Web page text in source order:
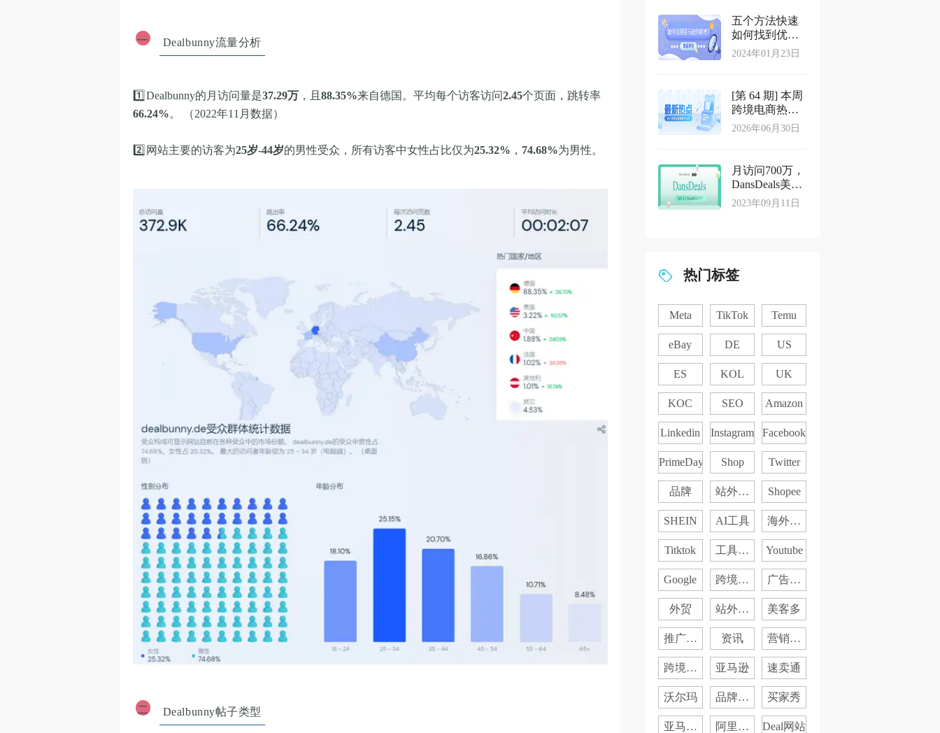
一 Dealbunny流量分析
1️⃣Dealbunny的月访问量是37.29万 ，且88.35%来自德国。平均每个访客访问2.45个页面，跳转率
66.24%。 （2022年11月数据）
2️⃣ 网站主要的访客为25岁-44岁的男性受众，所有访客中女性占比仅为25.32% ， 74.68%为男性。
二 Dealbunny帖子类型
五个方法快速
如何找到优质
亚马逊影响者
2024年01月23日
[第 64 期] 本周
跨境电商热点
资讯
2026年06月30日
月访问700万，
DansDeals美国
Deal站介绍
2023年09月11日
热门标签
Meta TikTok Temu
eBay DE US
ES KOL UK
KOC SEO Amazon
Linkedin Instagram Facebook
PrimeDay Shop Twitter
品牌
站外推
广
Shopee
SHEIN AI工具
海外社
媒
Titktok
工具分
享
Youtube
Google
跨境电
商
广告投
放
外贸
站外入
门
美客多
推广干
货
资讯
营销日
历
跨境资
讯
亚马逊 速卖通
沃尔玛
品牌营
销
买家秀
亚马逊
阿里国
Deal网站